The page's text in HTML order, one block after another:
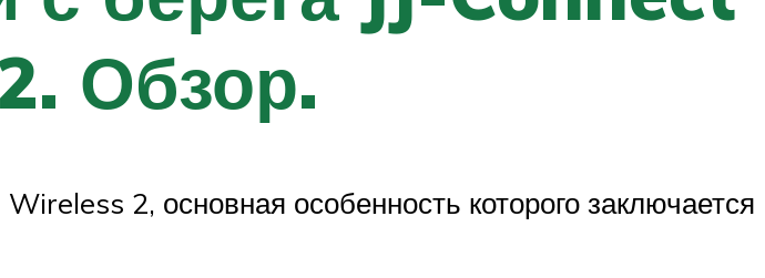
Обзор.
2, основная особенность которого заключается